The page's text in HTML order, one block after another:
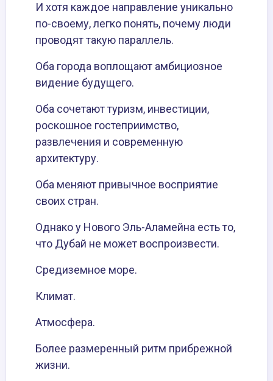
И хотя каждое направление уникально
по-своему, легко понять, почему люди
проводят такую параллель.
Оба города воплощают амбициозное
видение будущего.
Оба сочетают туризм, инвестиции,
роскошное гостеприимство,
развлечения и современную
архитектуру.
Оба меняют привычное восприятие
своих стран.
Однако у Нового Эль-Аламейна есть то,
что Дубай не может воспроизвести.
Средиземное море.
Климат.
Атмосфера.
Более размеренный ритм прибрежной
жизни.